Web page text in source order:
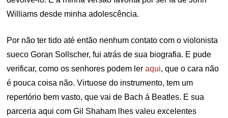
Williams desde minha adolescência.
Por não ter tido até então nenhum contato com o violonista
sueco Goran Sollscher, fui atrás de sua biografia. E pude
verificar, como os senhores podem leraqui, que o cara não
é pouca coisa não. Virtuose do instrumento, tem um
repertório bem vasto, que vai de Bach á Beatles. E sua
parceria aqui com Gil Shaham lhes valeu excelentes